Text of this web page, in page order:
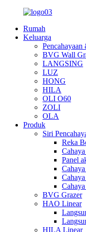
Rumah
Keluarga
BVG Wall
LANGSING
LUZ
HONG
HILA
OLI O60
ZOLI
OLA
Produk
Siri
Reka
Panel
BVG Grazer
HAO Linear
HILA Linear